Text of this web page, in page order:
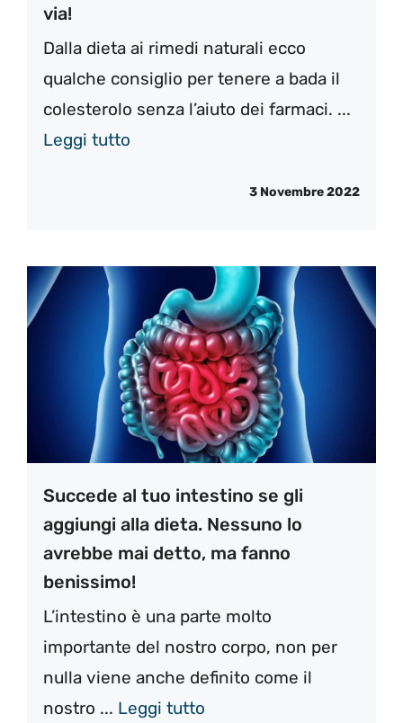
via!
Dalla dieta ai rimedi naturali ecco
qualche consiglio per tenere a bada il
colesterolo senza l’aiuto dei farmaci. ...
Leggi tutto
3 Novembre 2022
Succede al tuo intestino se gli
aggiungi alla dieta. Nessuno lo
avrebbe mai detto, ma fanno
benissimo!
L’intestino è una parte molto
importante del nostro corpo, non per
nulla viene anche definito come il
nostro ... Leggi tutto